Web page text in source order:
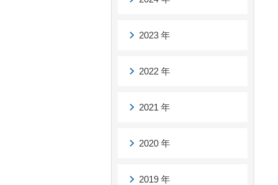
2023 年
2022 年
2021 年
2020 年
2019 年